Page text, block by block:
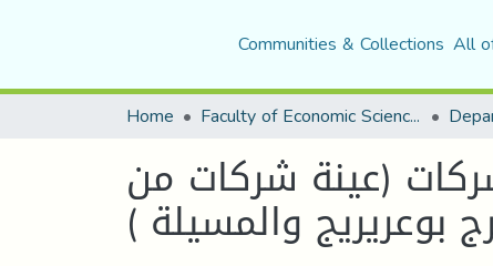
Communities & Collections All
Home Faculty of Economic Sciences, Commerce and Management Sciences
(عينة شركات من
بوعريريج والمسيلة )